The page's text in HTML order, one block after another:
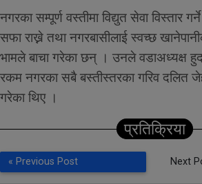
नगरका सम्पूर्ण वस्तीमा विद्युत सेवा विस्तार
सफा राख्ने तथा नगरबासीलाई स्वच्छ
भामले बाचा गरेका छन् । उनले वडाअध्यक्ष
रकम नगरका सबै बस्तीस्तरका गरिव दलित
गरेका थिए ।
प्रतिक्रिया
« Previous Post Next